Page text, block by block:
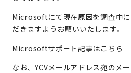
Microsoftにて現在原因を調査中
だきますようお願いいたします。
Microsoftサポート記事はこちら
なお、YCVメールアドレス宛のメ